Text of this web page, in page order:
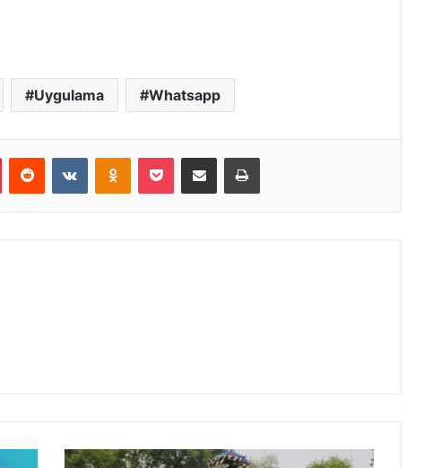
Uygulama Whatsapp
PinterestReddit VKontakteOdnoklassniki
Pocket E-Posta ile paylaş Yazdır